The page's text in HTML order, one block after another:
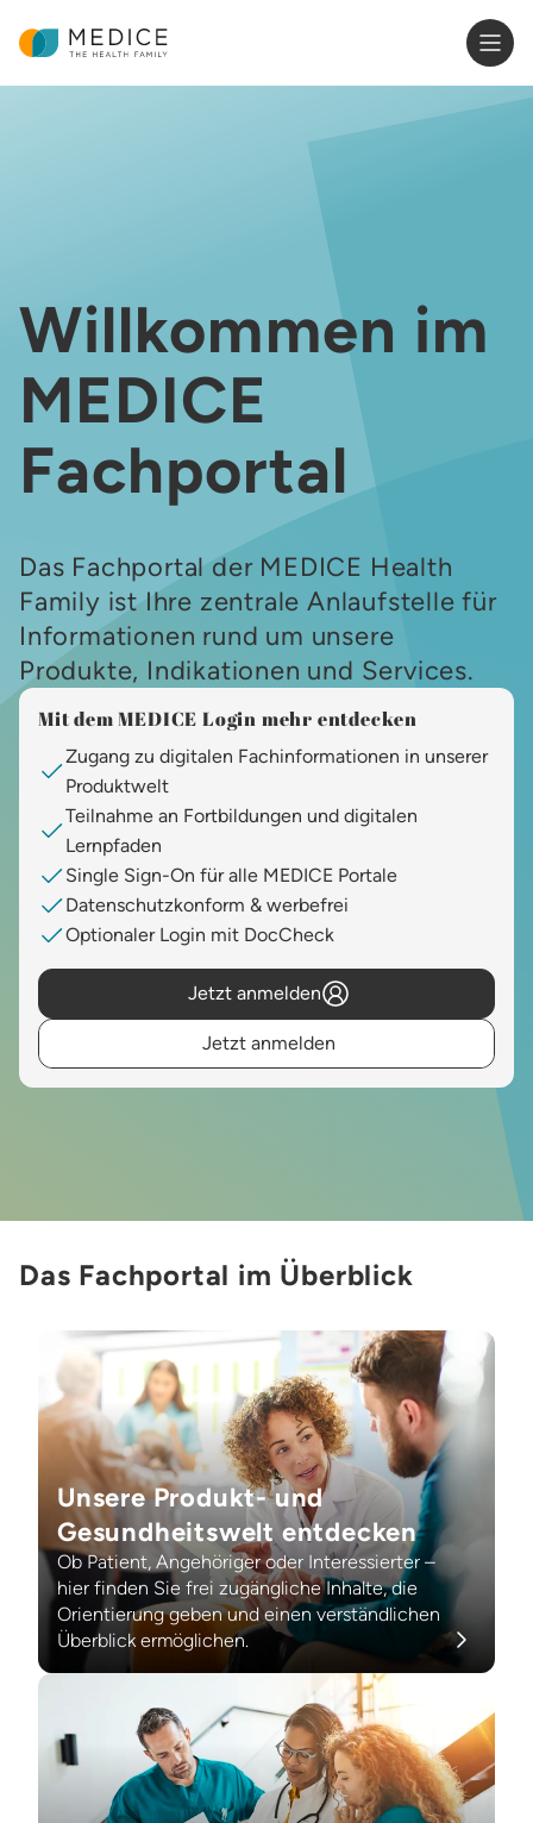
Zur Startseite
Willkommen im
MEDICE
Fachportal
Das Fachportal der MEDICE Health
Family ist Ihre zentrale Anlaufstelle für
Informationen rund um unsere
Produkte, Indikationen und Services.
Mit dem MEDICE Login mehr entdecken
Zugang zu digitalen Fachinformationen in unserer
Produktwelt
Teilnahme an Fortbildungen und digitalen
Lernpfaden
Single Sign-On für alle MEDICE Portale
Datenschutzkonform & werbefrei
Optionaler Login mit DocCheck
Jetzt anmelden
Jetzt anmelden
Das Fachportal im Überblick
Unsere Produkt- und
Gesundheitswelt entdecken
Ob Patient, Angehöriger oder Interessierter –
hier finden Sie frei zugängliche Inhalte, die
Orientierung geben und einen verständlichen
Überblick ermöglichen.